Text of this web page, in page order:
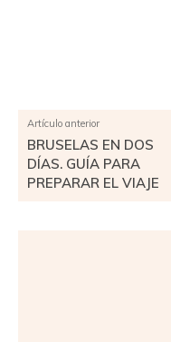
Artículo anterior
BRUSELAS EN DOS
DÍAS. GUÍA PARA
PREPARAR EL VIAJE